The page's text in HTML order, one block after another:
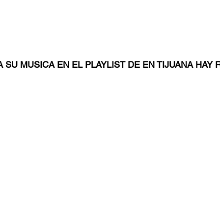
SU MUSICA EN EL PLAYLIST DE EN TIJUANA HAY